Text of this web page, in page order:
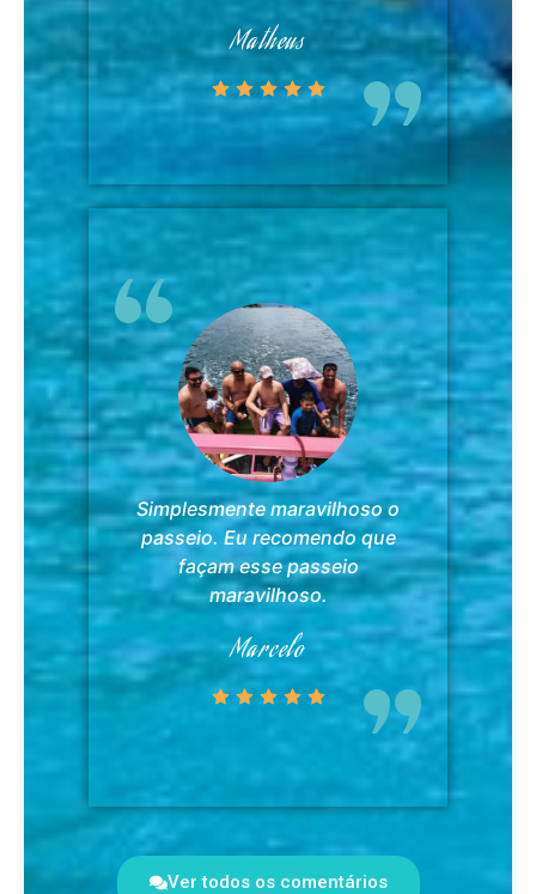
Matheus
Simplesmente maravilhoso o
passeio. Eu recomendo que
façam esse passeio
maravilhoso.
Marcelo
Ver todos os comentários